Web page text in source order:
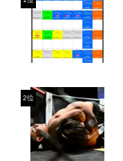
2位